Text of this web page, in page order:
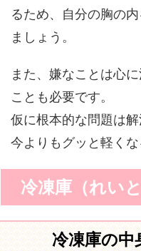
るため、自分の胸の
ましょう。
また、嫌なことは心
ことも必要です。
仮に根本的な問題は
今よりもグッと軽くな
冷凍庫（れい
冷凍庫の中